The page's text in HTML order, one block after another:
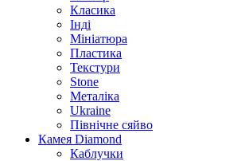
Класика
Інді
Мініатюра
Пластика
Текстури
Stone
Металіка
Ukraine
Північне сяйво
Камея Diamond
Каблучки